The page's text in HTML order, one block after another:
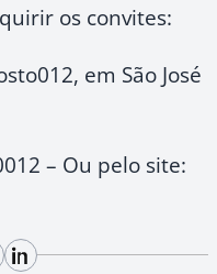
os convites:
em São José
– Ou pelo site: